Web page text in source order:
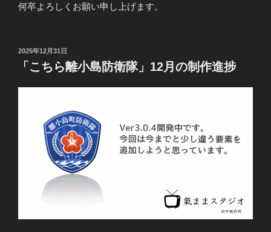
何卒よろしくお願い申し上げます。
投
2025年12月31日
「こちら離小島防衛隊」12月の制作進捗